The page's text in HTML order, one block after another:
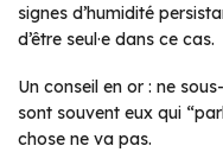
signes d’humidité
d’être seul·e dans ce cas.
Un conseil en or : ne
sont souvent eux qui
chose ne va pas.